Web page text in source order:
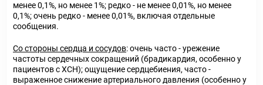
менее 0,1%, но менее 1%; редко - не менее 0,01%, но менее
0,1%; очень редко - менее 0,01%, включая отдельные
сообщения.
Со стороны сердца и сосудов: очень часто - урежение
частоты сердечных сокращений (брадикардия, особенно у
пациентов с ХСН); ощущение сердцебиения, часто -
выраженное снижение артериального давления (особенно у